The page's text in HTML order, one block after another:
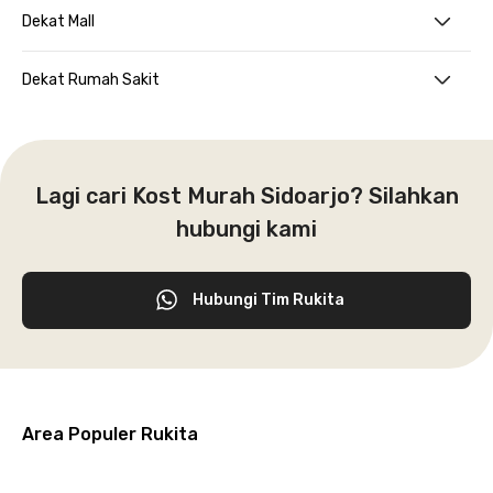
Dekat Mall
Dekat Rumah Sakit
Lagi cari Kost Murah Sidoarjo? Silahkan
hubungi kami
Hubungi Tim Rukita
Area Populer Rukita